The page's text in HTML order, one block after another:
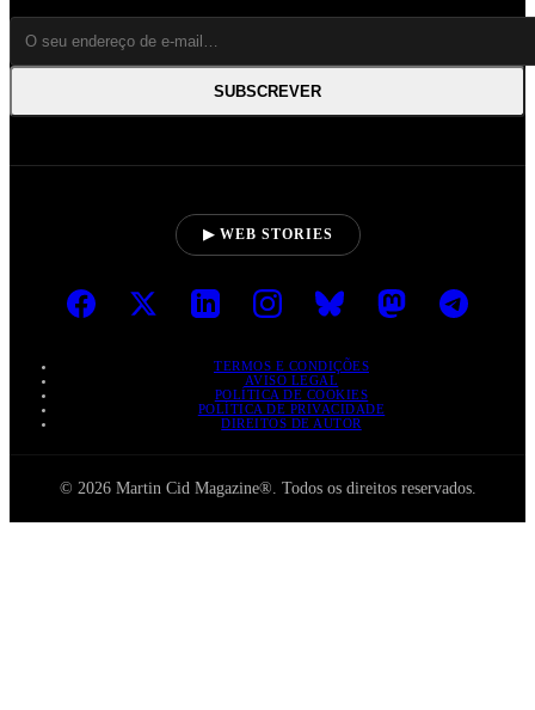
SUBSCREVER
▶ WEB STORIES
TERMOS E CONDIÇÕES
AVISO LEGAL
POLÍTICA DE COOKIES
POLÍTICA DE PRIVACIDADE
DIREITOS DE AUTOR
© 2026 Martin Cid Magazine®. Todos os direitos reservados.